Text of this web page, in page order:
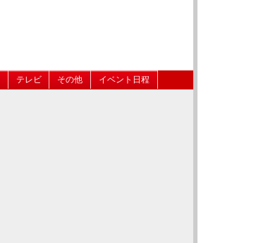
テレビ その他 イベント日程